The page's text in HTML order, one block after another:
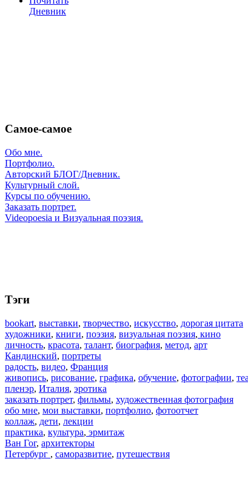
Дневник
Самое-самое
Обо мне.
Портфолио.
Авторский БЛОГ/Дневник.
Культурный слой.
Курсы по обучению.
Заказать портрет.
Videopoesia и Визуальная поэзия.
Тэги
bookart, выставки, творчество, искусство, дорогая цитата
художники, книги, поэзия, визуальная поэзия, кино
личность, красота, талант, биография, метод, арт
Кандинский, портреты
радость, видео, Франция
живопись, рисование, графика, обучение, фотографии,
пленэр, Италия, эротика
заказать портрет, фильмы, художественная фотография
обо мне, мои выставки, портфолио, фотоотчет
коллаж, дети, лекции
практика, культура, эрмитаж
Ван Гог, архитекторы
Петербург , саморазвитие, путешествия